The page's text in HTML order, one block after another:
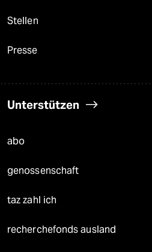
Stellen
Presse
Unterstützen
abo
genossenschaft
taz zahl ich
recherchefonds ausland